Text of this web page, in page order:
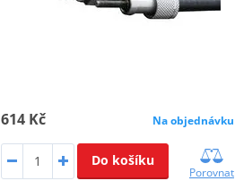
614 Kč Na objednávku
Do košíku
Porovnat